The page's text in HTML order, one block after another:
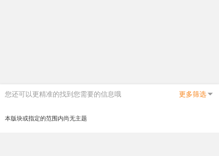
您还可以更精准的找到您需要的信息哦 更多筛选
本版块或指定的范围内尚无主题